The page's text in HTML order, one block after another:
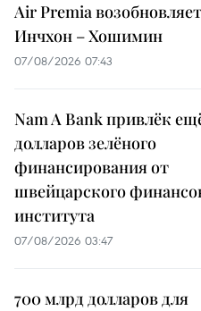
Air Premia
Инчхон – Хошимин
07/08/2026 07:43
Nam A Bank привлёк
долларов зелёного
финансирования от
швейцарского
института
07/08/2026 03:47
700 млрд долларов для